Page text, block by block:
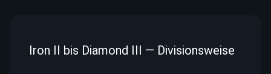
Iron II bis Diamond III — Divisionsweise